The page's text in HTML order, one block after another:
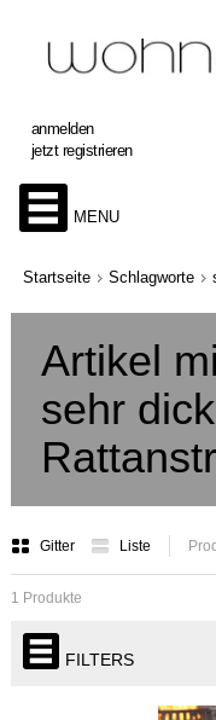
anmelden
jetzt registrieren
MENU
Startseite Schlagworte
Artikel
sehr
Gitter Liste
1 Produkte
FILTERS